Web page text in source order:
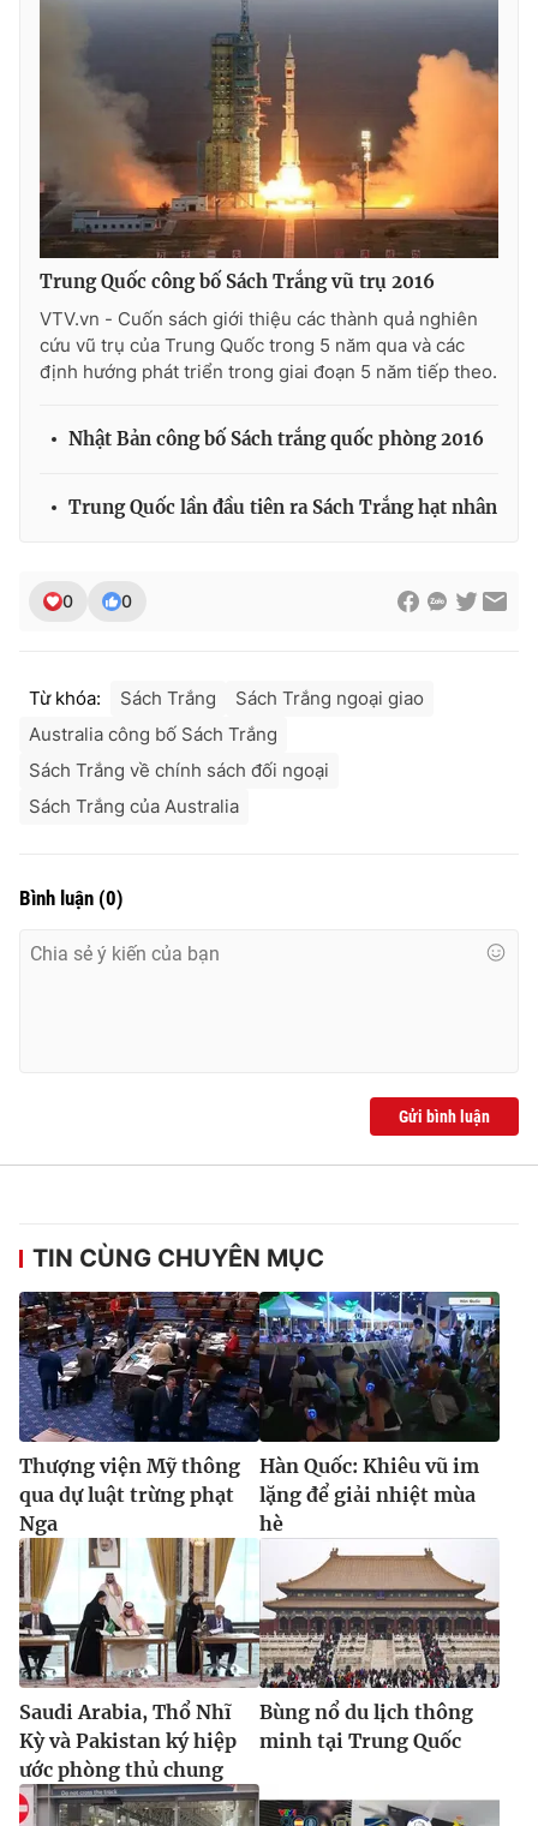
THỜI BÁO VTV
Theo dõi báo trên
Cơ quan báo chí:
Thời báo VTV
Giấy phép hoạt động báo in và báo điện tử số 483/GP-BTTTT
Tổng Biên tập: Vũ Thanh Thủy
Tổng đài VTV:024.38 355 931 - 024.38 355 932
Liên hệ quảng cáo:
® Cấm sao chép dưới mọi hình thức nếu không có sự chấp
Trung Quốc công bố Sách Trắng vũ trụ 2016
VTV.vn - Cuốn sách giới thiệu các thành quả nghiên
cứu vũ trụ của Trung Quốc trong 5 năm qua và các
định hướng phát triển trong giai đoạn 5 năm tiếp theo.
Nhật Bản công bố Sách trắng quốc phòng 2016
Trung Quốc lần đầu tiên ra Sách Trắng hạt nhân
0 0
Từ khóa: Sách Trắng
Sách Trắng ngoại giao
Australia công bố Sách Trắng
Sách Trắng về chính sách đối ngoại
Sách Trắng của Australia
Bình luận (0)
Gửi bình luận
TIN CÙNG CHUYÊN MỤC
Thượng viện Mỹ thông
qua dự luật trừng phạt
Nga
Hàn Quốc: Khiêu vũ im
lặng để giải nhiệt mùa
hè
Saudi Arabia, Thổ Nhĩ
Kỳ và Pakistan ký hiệp
ước phòng thủ chung
Bùng nổ du lịch thông
minh tại Trung Quốc